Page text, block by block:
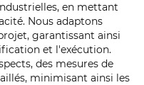
en mettant
Nous adaptons
garantissant ainsi
et l'exécution.
des mesures de
minimisant ainsi les